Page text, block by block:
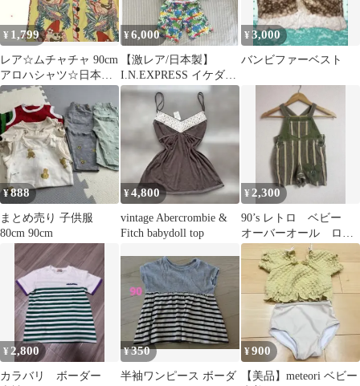
¥ 1,799
レア☆ムチャチャ 90cm
アロハシャツ☆日本製
／男の子 女の子／平成
レトロ
¥6,000
【激レア/日本製】
I.N.EXPRESS イケダノ
ブオ 総柄 セットアップ
古着
¥3,000
バンビファーベスト
¥888
まとめ売り 子供服
80cm 90cm
¥4,800
vintage Abercrombie &
Fitch babydoll top
¥ 2,300
90’s レトロ ベビー
オーバーオール ロン
パース
¥ 2,800
カラバリ ボーダー
¥350
半袖ワンピース ボーダ
¥900
【美品】meteori ベビー